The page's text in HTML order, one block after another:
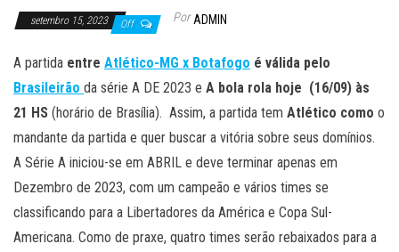
setembro 15, 2023 Off Por ADMIN
A partida entre Atlético-MG x Botafogo é válida pelo
Brasileirão da série A DE 2023 e A bola rola hoje (16/09) às
21 HS (horário de Brasília). Assim, a partida tem Atlético como o
mandante da partida e quer buscar a vitória sobre seus domínios.
A Série A iniciou-se em ABRIL e deve terminar apenas em
Dezembro de 2023, com um campeão e vários times se
classificando para a Libertadores da América e Copa Sul-
Americana. Como de praxe, quatro times serão rebaixados para a